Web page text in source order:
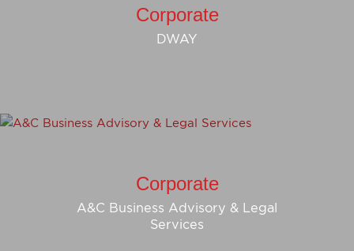
Corporate
DWAY
Corporate
A&C Business Advisory & Legal
Services